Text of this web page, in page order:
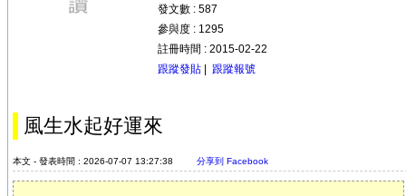
發文數 : 587
參與度 : 1295
註冊時間 : 2015-02-22
跟蹤發貼
跟蹤報號
風生水起好運來
本文 - 發表時間 : 2026-07-07 13:27:38 分享到 Facebook